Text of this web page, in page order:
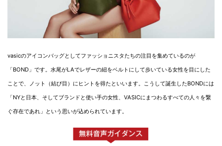
vasicのアイコンバッグとしてファッショニスタたちの注目を集めているのが
「BOND」です。水尾がLAでレザーの紐をベルトにして歩いている女性を目にした
ことで、ノット（結び目）にヒントを得たといいます。こうして誕生したBONDには
「NYと日本、そしてブランドと使い手の女性、VASICにまつわるすべての人々を繋
ぐ存在であれ」という思いが込められています。